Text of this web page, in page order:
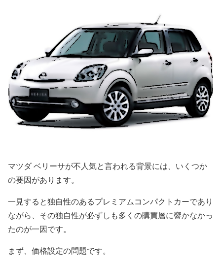
マツダ ベリーサが不人気と言われる背景には、いくつか
の要因があります。
一見すると独自性のあるプレミアムコンパクトカーであり
ながら、その独自性が必ずしも多くの購買層に響かなかっ
たのが一因です。
まず、価格設定の問題です。